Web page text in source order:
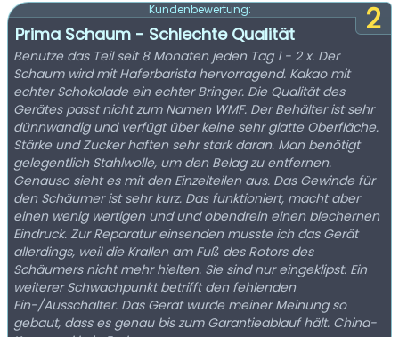
2
Kundenbewertung:
Prima Schaum - Schlechte Qualität
Benutze das Teil seit 8 Monaten jeden Tag 1 - 2 x. Der
Schaum wird mit Haferbarista hervorragend. Kakao mit
echter Schokolade ein echter Bringer. Die Qualität des
Gerätes passt nicht zum Namen WMF. Der Behälter ist sehr
dünnwandig und verfügt über keine sehr glatte Oberfläche.
Stärke und Zucker haften sehr stark daran. Man benötigt
gelegentlich Stahlwolle, um den Belag zu entfernen.
Genauso sieht es mit den Einzelteilen aus. Das Gewinde für
den Schäumer ist sehr kurz. Das funktioniert, macht aber
einen wenig wertigen und und obendrein einen blechernen
Eindruck. Zur Reparatur einsenden musste ich das Gerät
allerdings, weil die Krallen am Fuß des Rotors des
Schäumers nicht mehr hielten. Sie sind nur eingeklipst. Ein
weiterer Schwachpunkt betrifft den fehlenden
Ein-/Ausschalter. Das Gerät wurde meiner Meinung so
gebaut, dass es genau bis zum Garantieablauf hält. China-